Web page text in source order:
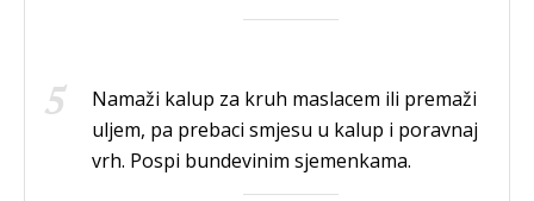
Namaži kalup za kruh maslacem ili premaži
uljem, pa prebaci smjesu u kalup i poravnaj
vrh. Pospi bundevinim sjemenkama.